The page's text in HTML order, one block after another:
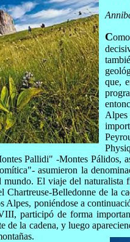
C
que,
Pallidi" -Montes Pálidos,
asumieron la
mundo. El viaje del
Chartreuse-Belledonne de la
Alpes, poniéndose a
participó de forma
de la cadena, y luego